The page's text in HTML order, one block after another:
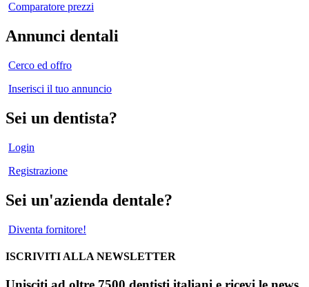
Comparatore prezzi
Annunci dentali
Cerco ed offro
Inserisci il tuo annuncio
Sei un dentista?
Login
Registrazione
Sei un'azienda dentale?
Diventa fornitore!
ISCRIVITI ALLA NEWSLETTER